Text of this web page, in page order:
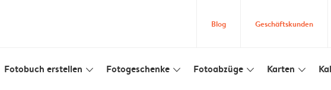
Blog Geschäftskunden
Fotobuch erstellen slim_arrow_down Fotogeschenke slim_arrow_down Fotoabzüge slim_arrow_down Karten slim_arrow_down